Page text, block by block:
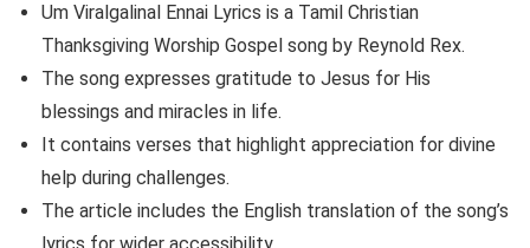
Um Viralgalinal Ennai Lyrics is a Tamil Christian
Thanksgiving Worship Gospel song by Reynold Rex.
The song expresses gratitude to Jesus for His
blessings and miracles in life.
It contains verses that highlight appreciation for divine
help during challenges.
The article includes the English translation of the song’s